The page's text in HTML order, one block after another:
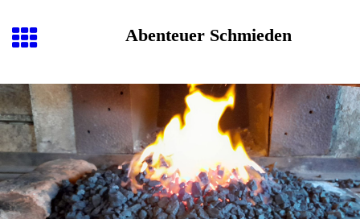
Abenteuer Schmieden